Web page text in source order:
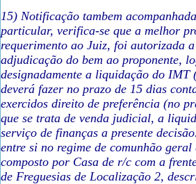
15) Notificação tambem
particular, verifica-se que a melhor
requerimento ao Juiz, foi autorizada
adjudicação do bem ao proponente,
designadamente a liquidação do IMT
deverá fazer no prazo de 15 dias
exercidos direito de preferência (no
que se trata de venda judicial, a
serviço de finanças a presente
entre si no regime de comunhão
composto por Casa de r/c com a
de Freguesias de Localização 2,